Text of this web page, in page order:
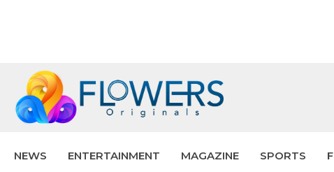
NEWS ENTERTAINMENT MAGAZINE SPORTS